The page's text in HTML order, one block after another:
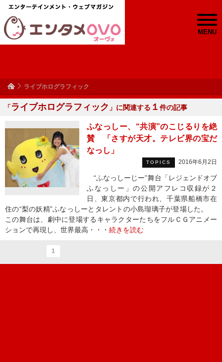
MENU
ライブホログラフィック
「ライブホログラフィック 」に関連する １ 件の記事
ふなっしー、“共演”のこじるりを絶
賛 「さすが天才。テレビ界の宝だ
なっし」
TOPICS 2016年6月2日
“ふなっしーじー”舞台「レジェンドオブ
ふなっしー」の公開アフレコ収録が２
日、東京都内で行われ、千葉県船橋市在
住の“梨の妖精”ふなっしーとタレントの小島瑠璃子が登場した。
この舞台は、劇中に登場するキャラクターたちをフルＣＧアニメー
ションで再現し、世界最高・・・ 続きを読む
1